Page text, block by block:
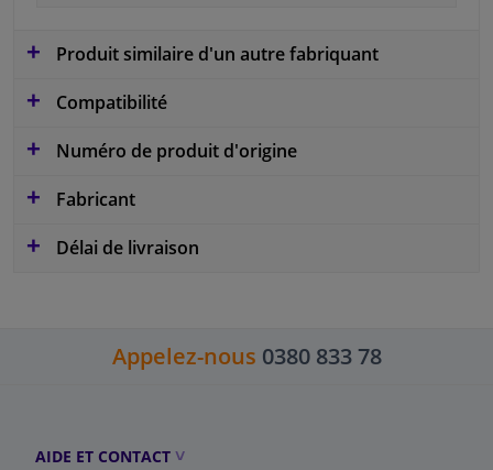
Produit similaire d'un autre fabriquant
Compatibilité
Numéro de produit d'origine
Fabricant
Délai de livraison
Appelez-nous 0380 833 78
AIDE ET CONTACT